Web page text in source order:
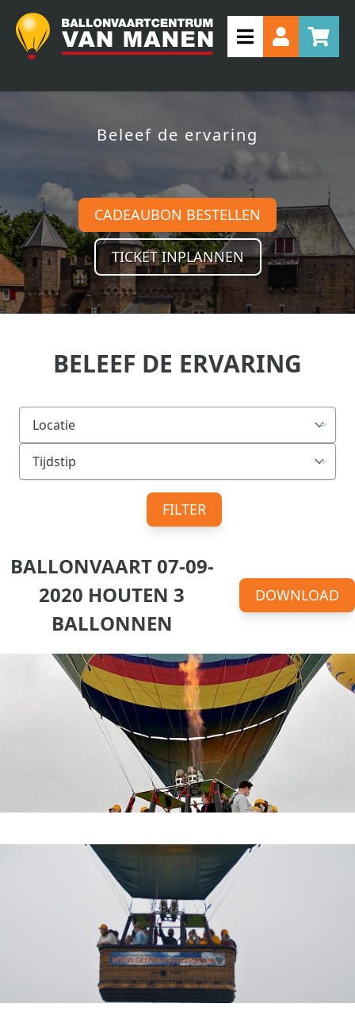
Beleef de ervaring
CADEAUBON BESTELLEN
TICKET INPLANNEN
BELEEF DE ERVARING
FILTER
BALLONVAART 07-09-
2020 HOUTEN 3
BALLONNEN
DOWNLOAD